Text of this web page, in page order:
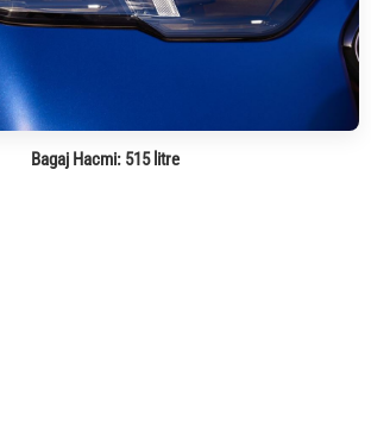
Bagaj Hacmi: 515 litre